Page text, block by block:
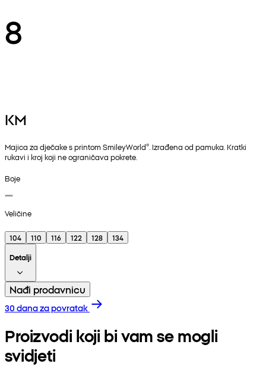
8
KM
Majica za dječake s printom SmileyWorld®. Izrađena od pamuka. Kratki
rukavi i kroj koji ne ograničava pokrete.
Boje
Veličine
104 110 116 122 128
134
Detalji
Nađi prodavnicu
30 dana za povratak
Proizvodi koji bi vam se mogli
svidjeti